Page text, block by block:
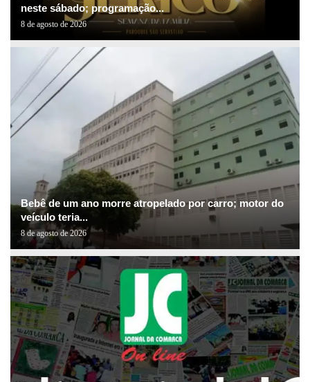
neste sábado; programação...
8 de agosto de 2026
Bebê de um ano morre atropelado por carro; motor do
veículo teria...
8 de agosto de 2026